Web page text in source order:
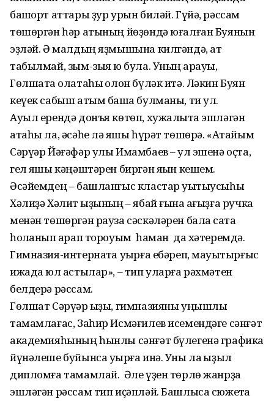
башҡорт аттары ҙур урын биләй. Гүйә, рәссам
төшөргән һәр атының йөҙөндә юғалған Буянын
эҙләй. Ә малдың яҙмышына килгәндә, ат
табылмай, зым-зыя юҡ була. Уның ҡарауы,
Гөлшатҡа олатаһы ҡолон бүләк итә. Ләкин Буян
кеүек сабыш атым башҡа булманы, ти ул.
Ауыл ерендә донъя көтөп, хужалыҡта эшләгән
атаһы ла, әсәһе лә яҡшы һүрәт төшөрә. «Атайым
Сәрүәр Йәғәфәр улы Имамбаев – ҡул эшенә оҫта,
гел яҡшы кәңәштәрен биргән яҡын кешем.
Әсәйемдең – башланғыс кластар уҡытыусыһы
Хәлиҙә Хәлит ҡыҙының – ябай ғына ҡағыҙға ручка
менән төшөргән рауза сәскәләрен бала саҡта
һоҡланып ҡарап тороуым һаман да хәтеремдә.
Гимназия-интернатҡа уҡырға ебәреп, мауыҡ­тырғыс
ижадҡа юл астылар», – тип уларға рәхмәтен
белдерә рәссам.
Гөлшат Сәрүәр ҡыҙы, гимназияны уңышлы
тамамлағас, Заһир Исмәғилев исемендәге сәнғәт
академияһының һынлы сәнғәт бүлегенә графика
йүнәлеше буйынса уҡырға инә. Уны ла ҡыҙыл
дипломға тамамлай. Әле үҙен төрлө жанрҙа
эшләгән рәссам тип иҫәпләй. Башлыса сюжетҡа